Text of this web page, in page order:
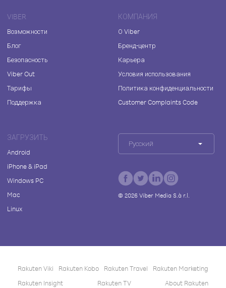
VIBER
Возможности
Блог
Безопасность
Viber Out
Тарифы
Поддержка
КОМПАНИЯ
О Viber
Бренд-центр
Карьера
Условия использования
Политика конфиденциальности
Customer Complaints Code
ЗАГРУЗИТЬ
Android
iPhone & iPad
Windows PC
Mac
Linux
Русский
© 2026Viber Media S.à r.l.
Rakuten Viki Rakuten Kobo Rakuten Travel
Rakuten Marketing
Rakuten Insight
Rakuten TV About Rakuten